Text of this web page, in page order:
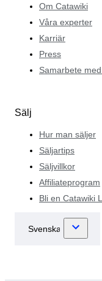
Om Catawiki
Våra experter
Karriär
Press
Samarbete
Sälj
Hur man säljer
Säljartips
Säljvillkor
Affiliateprogram
Bli en Catawiki